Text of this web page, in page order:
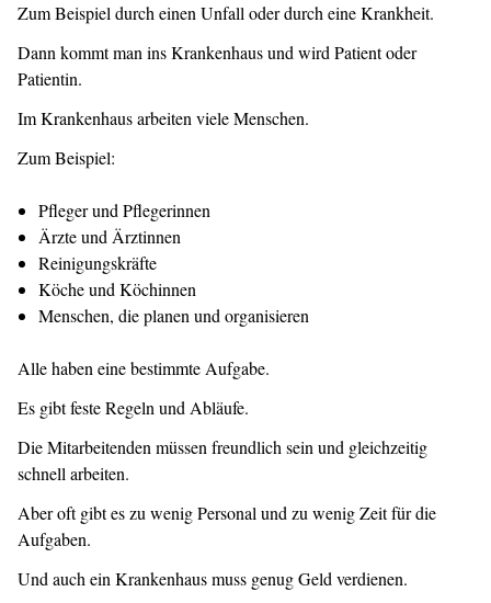
Zum Beispiel durch einen Unfall oder durch eine Krankheit.
Dann kommt man ins Krankenhaus und wird Patient oder
Patientin.
Im Krankenhaus arbeiten viele Menschen.
Zum Beispiel:
Pfleger und Pflegerinnen
Ärzte und Ärztinnen
Reinigungskräfte
Köche und Köchinnen
Menschen, die planen und organisieren
Alle haben eine bestimmte Aufgabe.
Es gibt feste Regeln und Abläufe.
Die Mitarbeitenden müssen freundlich sein und gleichzeitig
schnell arbeiten.
Aber oft gibt es zu wenig Personal und zu wenig Zeit für die
Aufgaben.
Und auch ein Krankenhaus muss genug Geld verdienen.